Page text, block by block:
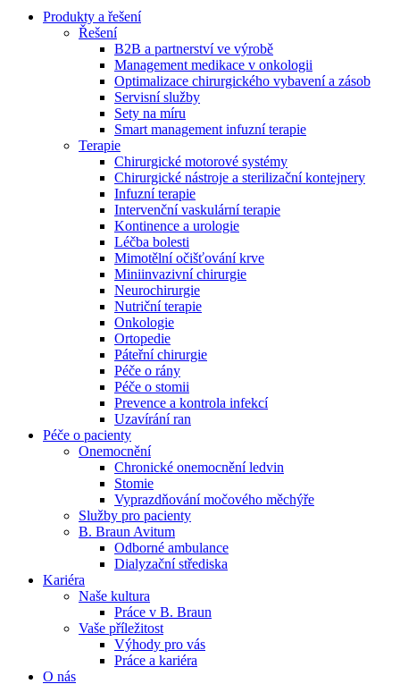
Produktový katalog​
Objevte naše produkty. Navštivte produktový katalog B.
Braun s našim kompletním produktovým portfoliem.
Odborné ambulance
Naše specializované ambulance jsou tu pro vás. Zvolte
specializaci a město, které potřebujete, a objednejte se do naší
ambulance.
Zůstaňte v dialogu s B. Braun. ​Kontaktujte nás.​
Produkty a řešení
Řešení
B2B a partnerství ve výrobě
Management medikace v onkologii
Optimalizace chirurgického vybavení a zásob
Servisní služby
Sety na míru
Smart management infuzní terapie​
Terapie
Chirurgické motorové systémy
Chirurgické nástroje a sterilizační kontejnery
Infuzní terapie
Intervenční vaskulární terapie
Kontinence a urologie
Léčba bolesti
Mimotělní očišťování krve
Miniinvazivní chirurgie
Neurochirurgie
Nutriční terapie
Onkologie
Ortopedie
Páteřní chirurgie
Péče o rány
Péče o stomii
Prevence a kontrola infekcí
Uzavírání ran
Péče o pacienty
Onemocnění
Chronické onemocnění ledvin
Stomie
Vyprazdňování močového měchýře
Služby pro pacienty
B. Braun Avitum
Odborné ambulance
Dialyzační střediska
Kariéra
Naše kultura
Práce v B. Braun
Vaše příležitost​
Výhody pro vás
Práce a kariéra
O nás